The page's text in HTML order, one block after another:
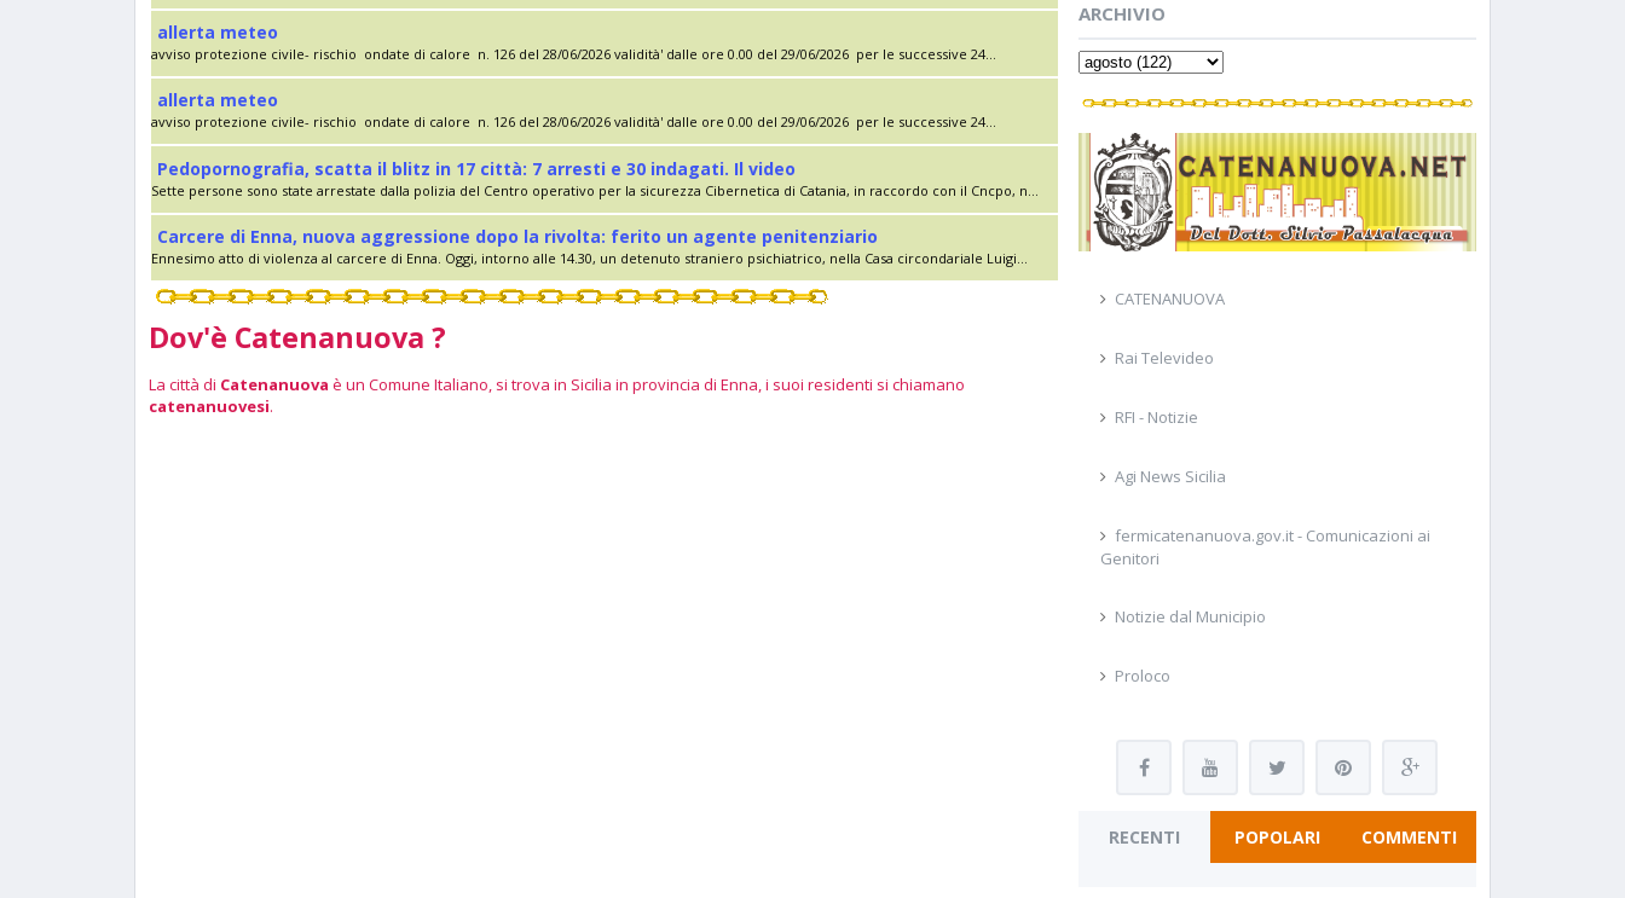
allerta meteo
avviso protezione civile- rischio ondate di calore n. 126 del 28/06/2026 validità' dalle ore 0.00 del 29/06/2026 per le successive 24...
allerta meteo
avviso protezione civile- rischio ondate di calore n. 126 del 28/06/2026 validità' dalle ore 0.00 del 29/06/2026 per le successive 24...
Pedopornografia, scatta il blitz in 17 città: 7 arresti e 30 indagati. Il video
Sette persone sono state arrestate dalla polizia del Centro operativo per la sicurezza Cibernetica di Catania, in raccordo con il Cncpo, n...
Carcere di Enna, nuova aggressione dopo la rivolta: ferito un agente penitenziario
Ennesimo atto di violenza al carcere di Enna. Oggi, intorno alle 14.30, un detenuto straniero psichiatrico, nella Casa circondariale Luigi...
Dov'è Catenanuova ?
La città di Catenanuova è un Comune Italiano, si trova in Sicilia in provincia di Enna, i suoi residenti si chiamano
catenanuovesi.
ARCHIVIO
CATENANUOVA
Rai Televideo
RFI - Notizie
Agi News Sicilia
fermicatenanuova.gov.it - Comunicazioni ai
Genitori
Notizie dal Municipio
Proloco
RECENTI POPOLARI COMMENTI